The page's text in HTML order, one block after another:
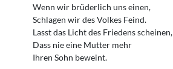
Wenn wir brüderlich uns einen,
Schlagen wir des Volkes Feind.
Lasst das Licht des Friedens scheinen,
Dass nie eine Mutter mehr
Ihren Sohn beweint.